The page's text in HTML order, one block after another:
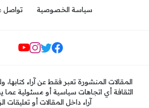
سياسة الخصوصية
تواصل
مواقع التواصل
المقالات المنشورة تعبر فقط عن آراء
الثقافة أي اتجاهات سياسية أو مسئولية
آراء داخل المقالات أو تعليقات